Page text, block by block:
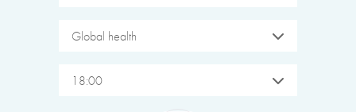
Global health
18:00